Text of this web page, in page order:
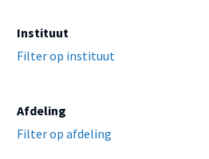
Instituut
Filter op instituut
Afdeling
Filter op afdeling